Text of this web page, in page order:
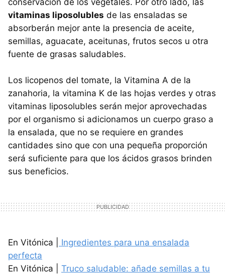
conservación de los vegetales. Por otro lado, las
vitaminas liposolubles de las ensaladas se
absorberán mejor ante la presencia de aceite,
semillas, aguacate, aceitunas, frutos secos u otra
fuente de grasas saludables.
Los licopenos del tomate, la Vitamina A de la
zanahoria, la vitamina K de las hojas verdes y otras
vitaminas liposolubles serán mejor aprovechadas
por el organismo si adicionamos un cuerpo graso a
la ensalada, que no se requiere en grandes
cantidades sino que con una pequeña proporción
será suficiente para que los ácidos grasos brinden
sus beneficios.
En Vitónica |
Ingredientes para una ensalada
perfecta
En Vitónica | Truco saludable: añade semillas a tu